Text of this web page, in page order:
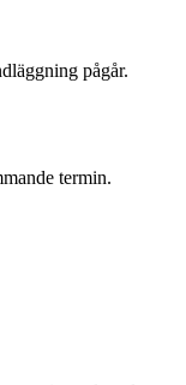
pågår.
termin.